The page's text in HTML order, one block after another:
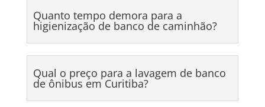
Quanto tempo demora para a
higienização de banco de caminhão?
Qual o preço para a lavagem de banco
de ônibus em Curitiba?